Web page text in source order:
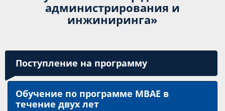
администрирования и
инжиниринга»
Поступление на программу
Обучение по программе MBAE в
течение двух лет